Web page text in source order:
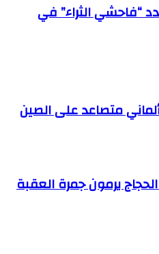
“فاحشي الثراء” في
متصاعد على الصين
يرمون جمرة العقبة